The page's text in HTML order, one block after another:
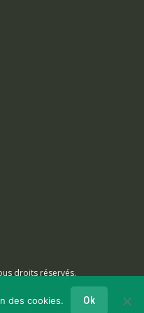
droits réservés.
hypnotherapeutes.
de la Vie Privée
des cookies. Ok